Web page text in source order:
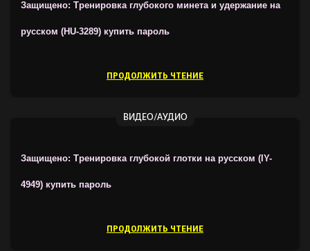
Защищено: Тренировка глубокого минета и удержание на
русском (HU-3289) купить пароль
ПРОДОЛЖИТЬ ЧТЕНИЕ
ВИДЕО/АУДИО
Защищено: Тренировка глубокой глотки на русском (IY-
4949) купить пароль
ПРОДОЛЖИТЬ ЧТЕНИЕ